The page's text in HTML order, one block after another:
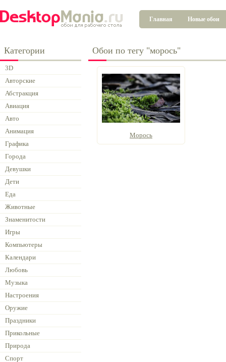
Главная Новые обои
Категории
3D
Авторские
Абстракция
Авиация
Авто
Анимация
Графика
Города
Девушки
Дети
Еда
Животные
Знаменитости
Игры
Компьютеры
Календари
Любовь
Музыка
Настроения
Оружие
Праздники
Прикольные
Природа
Спорт
Обои по тегу "морось"
Морось